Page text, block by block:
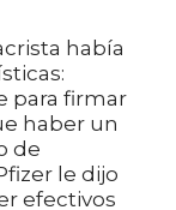
había
para firmar
haber un
de
le dijo
efectivos